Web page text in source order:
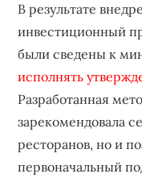
В результате
инвестиционный
были сведены к
исполнять
Разработанная
зарекомендовала
ресторанов, но и
первоначальный